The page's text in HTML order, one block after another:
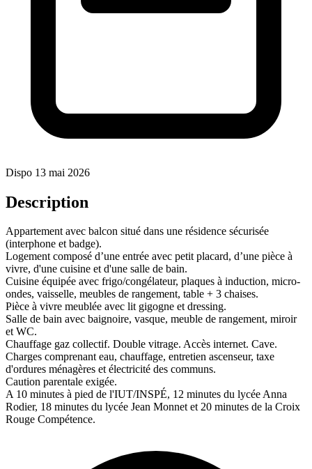
Dispo 13 mai 2026
Description
Appartement avec balcon situé dans une résidence sécurisée
(interphone et badge).
Logement composé d’une entrée avec petit placard, d’une pièce à
vivre, d'une cuisine et d'une salle de bain.
Cuisine équipée avec frigo/congélateur, plaques à induction, micro-
ondes, vaisselle, meubles de rangement, table + 3 chaises.
Pièce à vivre meublée avec lit gigogne et dressing.
Salle de bain avec baignoire, vasque, meuble de rangement, miroir
et WC.
Chauffage gaz collectif. Double vitrage. Accès internet. Cave.
Charges comprenant eau, chauffage, entretien ascenseur, taxe
d'ordures ménagères et électricité des communs.
Caution parentale exigée.
A 10 minutes à pied de l'IUT/INSPÉ, 12 minutes du lycée Anna
Rodier, 18 minutes du lycée Jean Monnet et 20 minutes de la Croix
Rouge Compétence.